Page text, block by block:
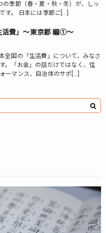
の季節（春・夏・秋・冬）が、しっ
す。 日本には季節ご[…]
活費」～東京都 編①～
全国の「生活費」について、みなさ
。「お金」の話だけではなく、住
ーマンス、自治体のサポ[…]